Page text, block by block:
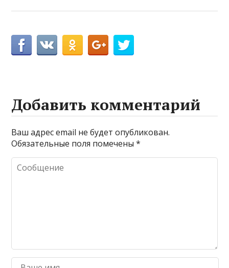
Добавить комментарий
Ваш адрес email не будет опубликован.
Обязательные поля помечены*